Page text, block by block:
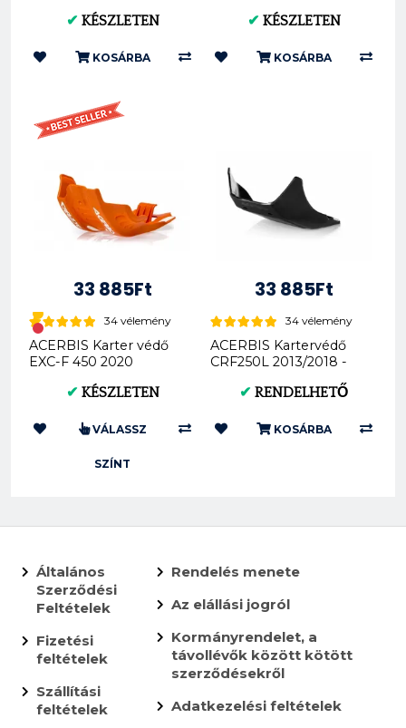
✔ KÉSZLETEN
KOSÁRBA
701 enduro
✔ KÉSZLETEN
KOSÁRBA
33 885Ft
34 vélemény
ACERBIS Karter védő
EXC-F 450 2020
✔ KÉSZLETEN
VÁLASSZ
SZÍNT
33 885Ft
34 vélemény
ACERBIS Kartervédő
CRF250L 2013/2018 -
0022822.090
✔ RENDELHETŐ
KOSÁRBA
Általános
Szerződési
Feltételek
Fizetési
feltételek
Szállítási
feltételek
Rendelés menete
Az elállási jogról
Kormányrendelet, a
távollévők között kötött
szerződésekről
Adatkezelési feltételek